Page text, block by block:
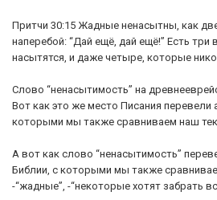
Притчи 30:15 Жадные ненасытны, как
наперебой: “Дай ещё, дай ещё!” Есть три
насытятся, и даже четыре, которые
Слово “ненасытимость” на
Вот как это же место Писания перевели
которыми мы также сравниваем наш
А вот как слово “ненасытимость”
Библии, с которыми мы также
-“жадные”, -“некоторые хотят забрать